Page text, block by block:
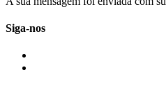
Siga-nos